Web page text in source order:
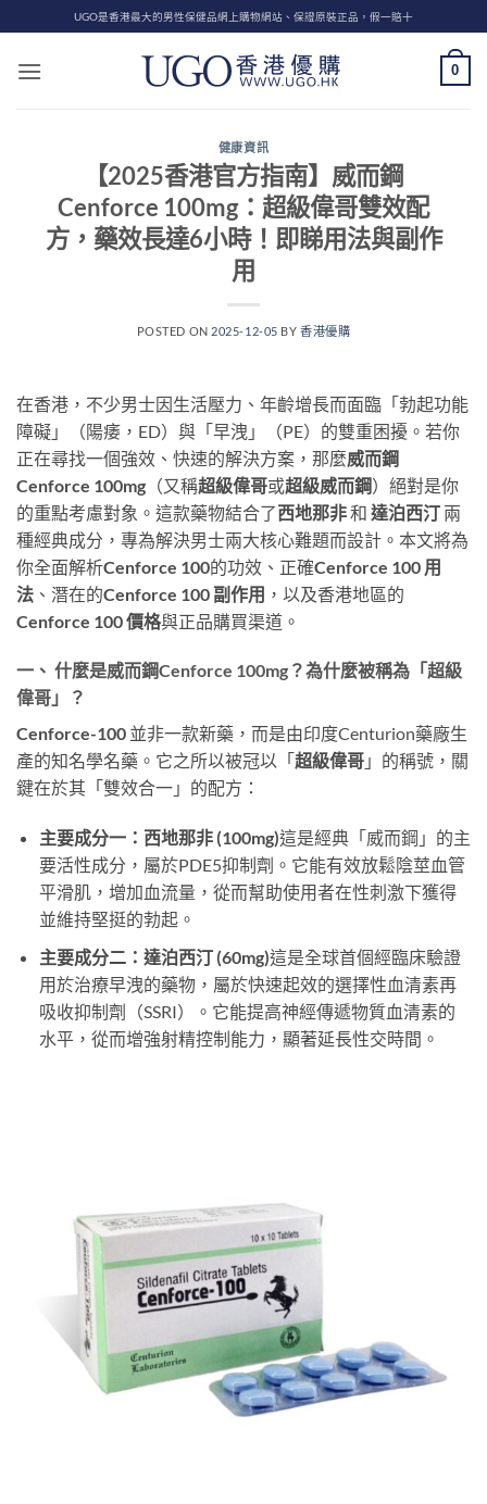
to
content
UGO是香港最大的男性保健品網上購物網站、保證原裝正品，假一賠十
0
健康資訊
【2025香港官方指南】威而鋼
Cenforce 100mg：超級偉哥雙效配
方，藥效長達6小時！即睇用法與副作
用
POSTED ON 2025-12-05 BY香港優購
在香港，不少男士因生活壓力、年齡增長而面臨「勃起功能
障礙」（陽痿，ED）與「早洩」（PE）的雙重困擾。若你
正在尋找一個強效、快速的解決方案，那麼威而鋼
Cenforce 100mg （又稱超級偉哥或超級威而鋼）絕對是你
的重點考慮對象。這款藥物結合了西地那非​ 和 達泊西汀 ​ 兩
種經典成分，專為解決男士兩大核心難題而設計。本文將為
你全面解析Cenforce 100的功效、正確Cenforce 100 用
法 、潛在的Cenforce 100 副作用 ，以及香港地區的
Cenforce 100 價格與正品購買渠道。
一、 什麼是威而鋼Cenforce 100mg？為什麼被稱為「超級
偉哥」？
Cenforce-100 ​ 並非一款新藥，而是由印度Centurion藥廠生
產的知名學名藥。它之所以被冠以「 超級偉哥 」的稱號，關
鍵在於其「雙效合一」的配方：
主要成分一：西地那非 (100mg)這是經典「威而鋼」的主
要活性成分，屬於PDE5抑制劑。它能有效放鬆陰莖血管
平滑肌，增加血流量，從而幫助使用者在性刺激下獲得
並維持堅挺的勃起。
主要成分二：達泊西汀 (60mg)這是全球首個經臨床驗證
用於治療早洩的藥物，屬於快速起效的選擇性血清素再
吸收抑制劑（SSRI）。它能提高神經傳遞物質血清素的
水平，從而增強射精控制能力，顯著延長性交時間。